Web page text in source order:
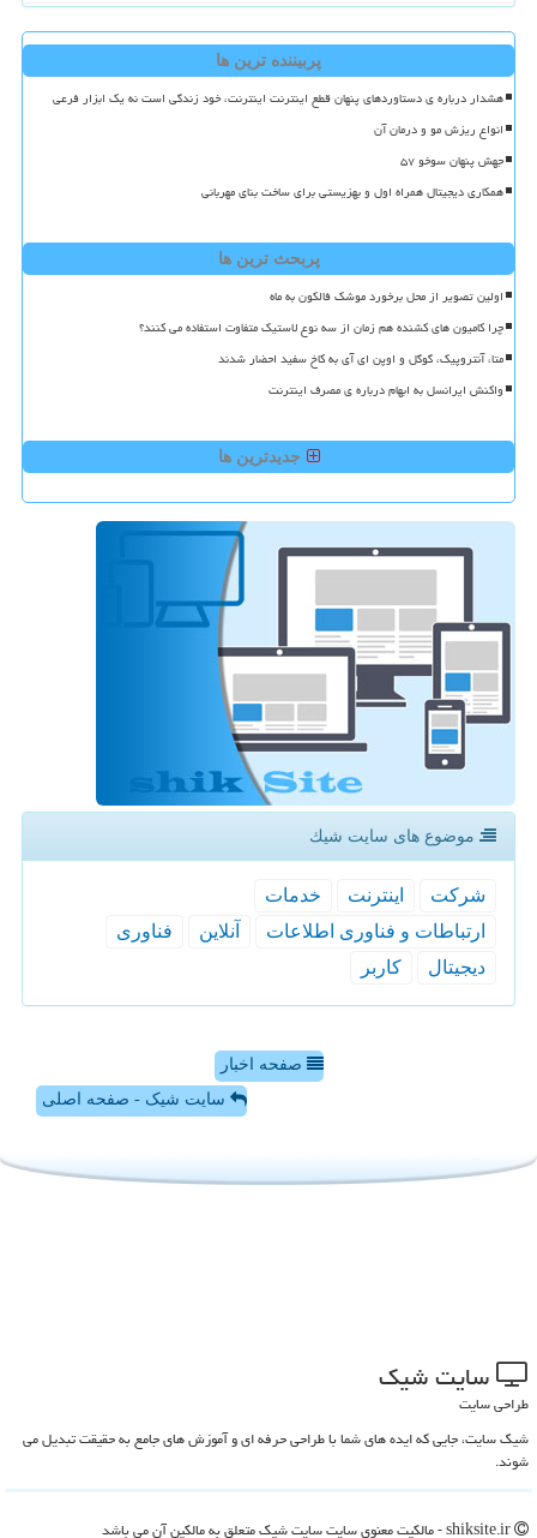
پربیننده ترین ها
هشدار درباره ی دستاوردهای پنهان قطع اینترنت اینترنت، خود زندگی است نه یک ابزار فرعی
انواع ریزش مو و درمان آن
جهش پنهان سوخو ۵۷
همکاری دیجیتال همراه اول و بهزیستی برای ساخت بنای مهربانی
پربحث ترین ها
اولین تصویر از محل برخورد موشک فالکون به ماه
چرا کامیون های کشنده هم زمان از سه نوع لاستیک متفاوت استفاده می کنند؟
متا، آنتروپیک، گوگل و اوپن ای آی به کاخ سفید احضار شدند
واکنش ایرانسل به ابهام درباره ی مصرف اینترنت
جدیدترین ها
موضوع های سایت شیك
شركت اینترنت
خدمات
ارتباطات و فناوری اطلاعات
آنلاین
فناوری
دیجیتال
كاربر
صفحه اخبار
سایت شیک - صفحه اصلی
سایت شیك
طراحی سایت
شیک سایت، جایی که ایده های شما با طراحی حرفه ای و آموزش های جامع به حقیقت تبدیل می
شوند.